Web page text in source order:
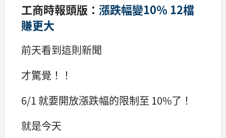
工商時報頭版： 漲跌幅變10％ 12檔
賺更大
前天看到這則新聞
才驚覺！！
6/1 就要開放漲跌幅的限制至 10%了！
就是今天